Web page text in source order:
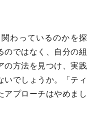
わっているのかを探
のではなく、自分の組
の方法を見つけ、実践
いでしょうか。「ティ
アプローチはやめまし